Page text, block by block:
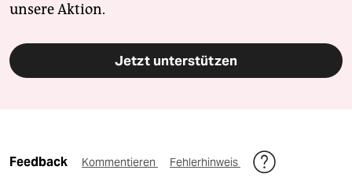
unsere Aktion.
Jetzt unterstützen
Feedback Kommentieren Fehlerhinweis